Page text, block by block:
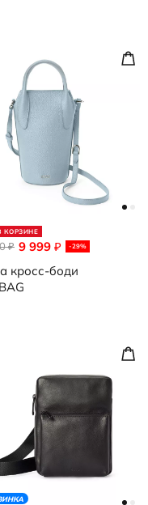
КОРЗИНЕ
9 999 ₽ -29%
₽
кросс-боди